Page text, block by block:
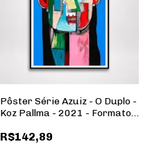
Pôster Série Azuiz - O Duplo -
Koz Pallma - 2021 - Formato
R$142,89